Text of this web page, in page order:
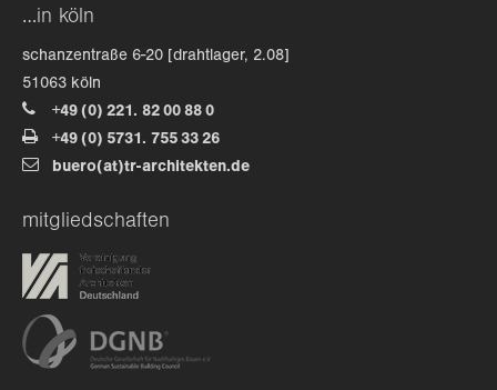
…in köln
schanzentraße 6-20 [drahtlager, 2.08]
51063 köln
+49 (0) 221. 82 00 88 0
+49 (0) 5731. 755 33 26
buero(at)tr-architekten.de
mitgliedschaften